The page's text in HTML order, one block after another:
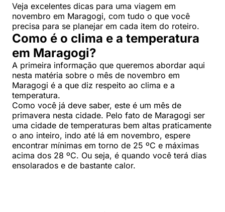
Veja excelentes dicas para uma viagem em
novembro em Maragogi, com tudo o que você
precisa para se planejar em cada item do roteiro.
Como é o clima e a temperatura
em Maragogi?
A primeira informação que queremos abordar aqui
nesta matéria sobre o mês de novembro em
Maragogi é a que diz respeito ao clima e a
temperatura.
Como você já deve saber, este é um mês de
primavera nesta cidade. Pelo fato de Maragogi ser
uma cidade de temperaturas bem altas praticamente
o ano inteiro, indo até lá em novembro, espere
encontrar mínimas em torno de 25 ºC e máximas
acima dos 28 ºC. Ou seja, é quando você terá dias
ensolarados e de bastante calor.